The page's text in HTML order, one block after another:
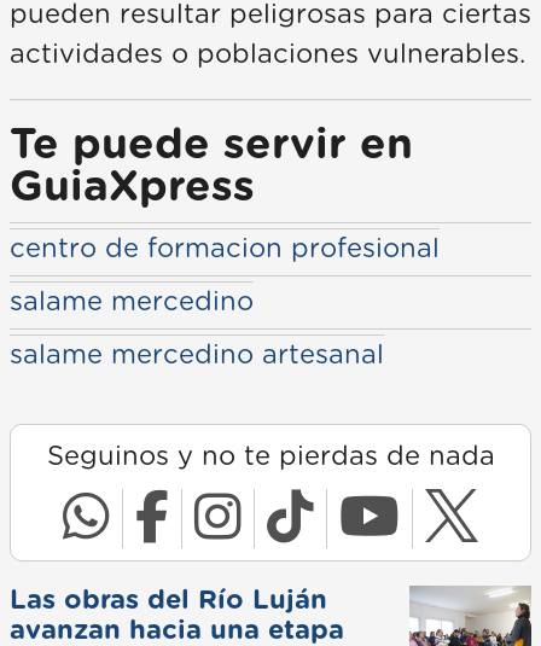
pueden resultar peligrosas para ciertas
actividades o poblaciones vulnerables.
Te puede servir en
GuiaXpress
centro de formacion profesional
salame mercedino
salame mercedino artesanal
Seguinos y no te pierdas de nada
Las obras del Río Luján
avanzan hacia una etapa